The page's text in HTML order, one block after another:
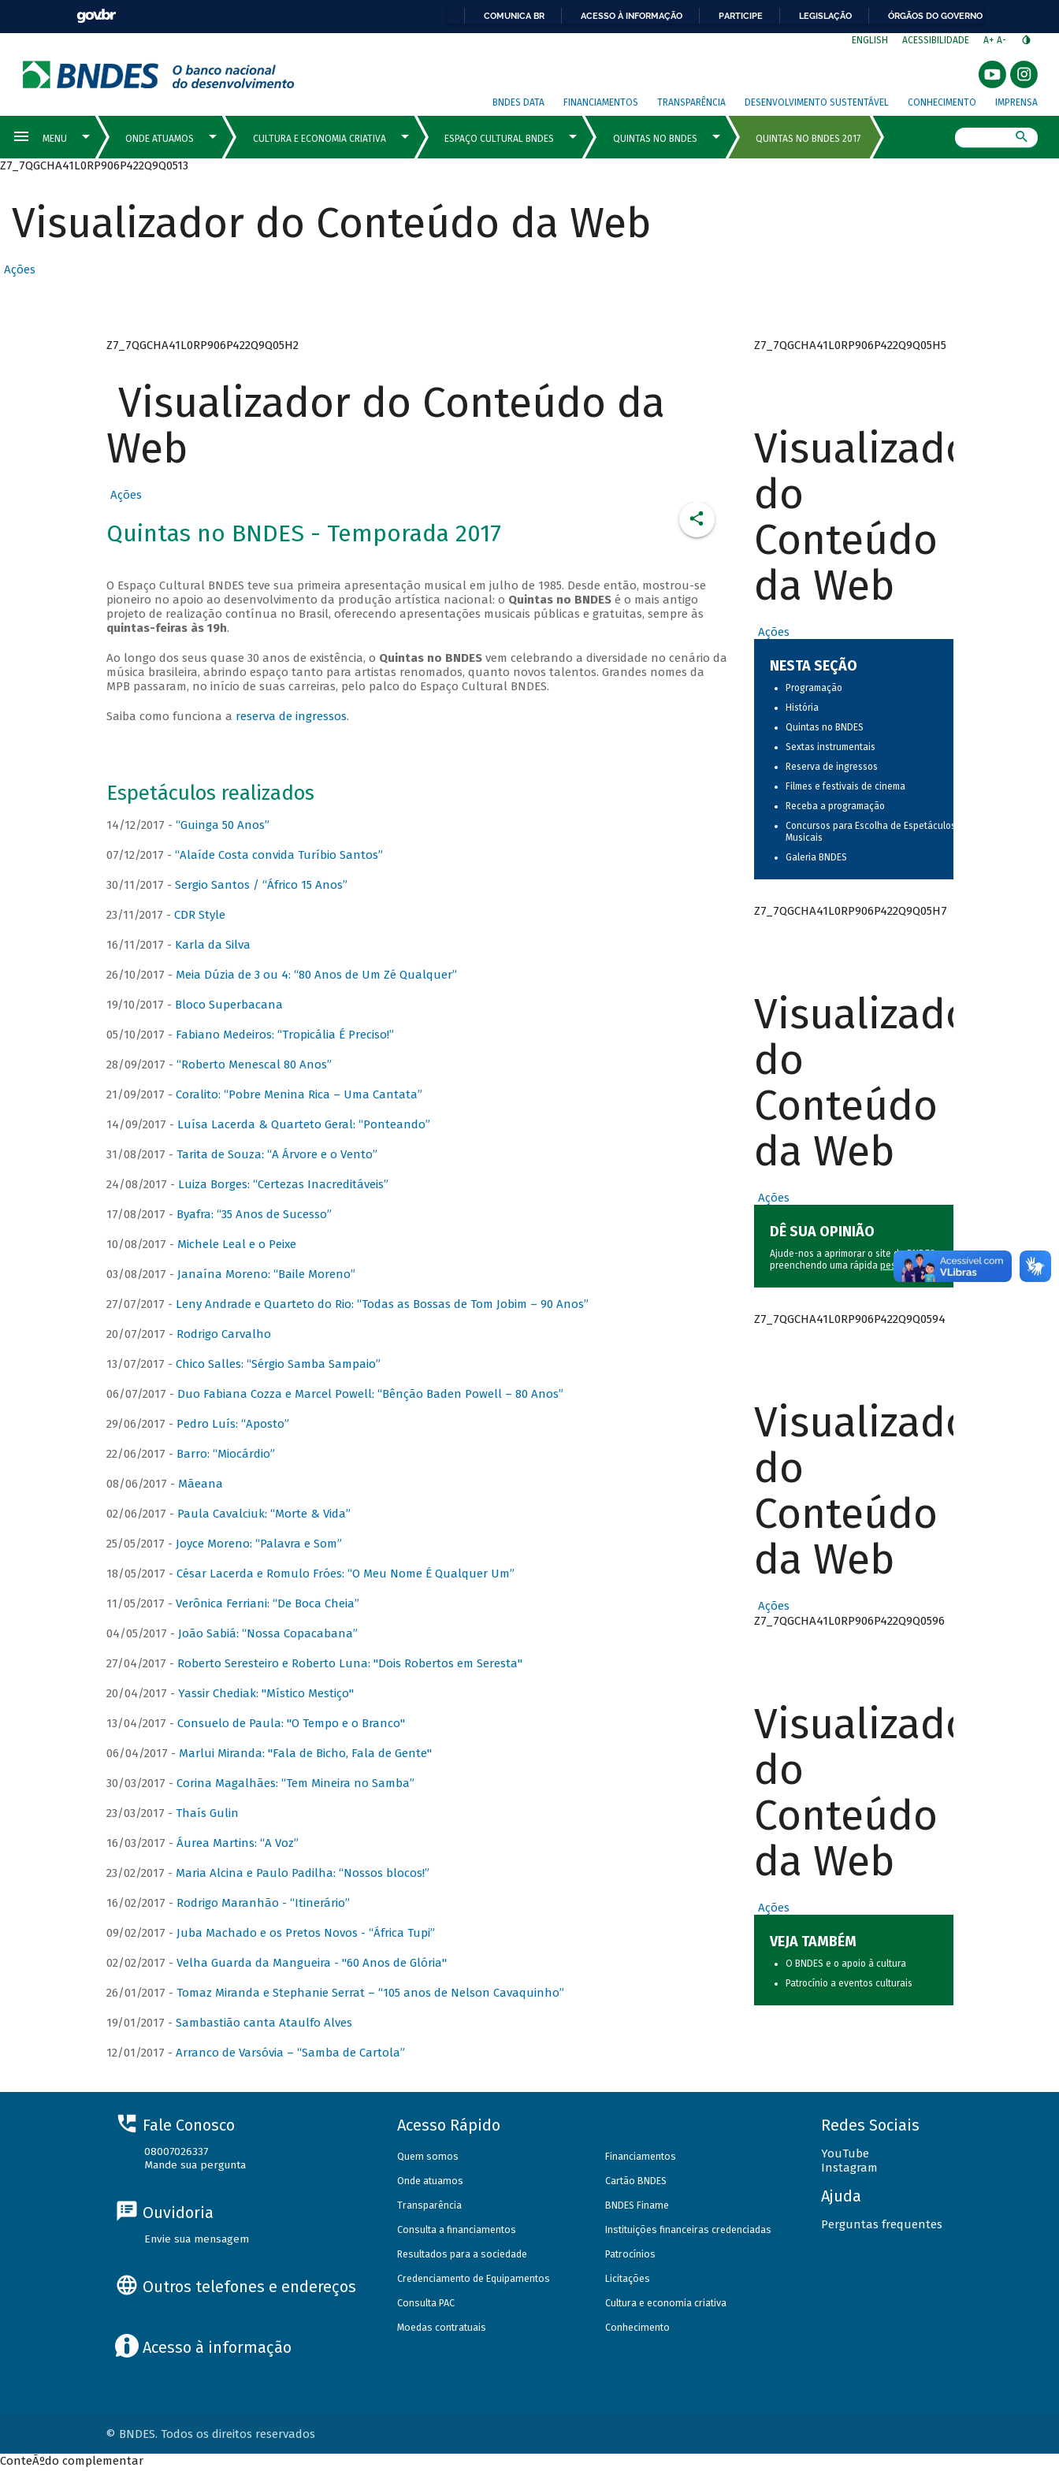
COMUNICA BR ACESSO À INFORMAÇÃO PARTICIPE LEGISLAÇÃO ÓRGÃOS DO GOVERNO
ENGLISH ACESSIBILIDADE A+ A-
BNDES DATA FINANCIAMENTOS TRANSPARÊNCIA DESENVOLVIMENTO SUSTENTÁVEL CONHECIMENTO IMPRENSA
Z7_7QGCHA41L0RP906P422Q9Q0513
Visualizador do Conteúdo da Web
Ações
Z7_7QGCHA41L0RP906P422Q9Q05H2
Visualizador do Conteúdo da
Web
Ações
Quintas no BNDES - Temporada 2017
O Espaço Cultural BNDES teve sua primeira apresentação musical em julho de 1985. Desde então, mostrou-se
pioneiro no apoio ao desenvolvimento da produção artística nacional: o Quintas no BNDESé o mais antigo
projeto de realização contínua no Brasil, oferecendo apresentações musicais públicas e gratuitas, sempre às
quintas-feiras às 19h.
Ao longo dos seus quase 30 anos de existência, o Quintas no BNDESvem celebrando a diversidade no cenário da
música brasileira, abrindo espaço tanto para artistas renomados, quanto novos talentos. Grandes nomes da
MPB passaram, no início de suas carreiras, pelo palco do Espaço Cultural BNDES.
Saiba como funciona a reserva de ingressos.
Espetáculos realizados
14/12/2017 - “Guinga 50 Anos”
07/12/2017 - “Alaíde Costa convida Turíbio Santos”
30/11/2017 - Sergio Santos / “Áfrico 15 Anos”
23/11/2017 - CDR Style
16/11/2017 - Karla da Silva
26/10/2017 - Meia Dúzia de 3 ou 4: “80 Anos de Um Zé Qualquer”
19/10/2017 - Bloco Superbacana
05/10/2017 - Fabiano Medeiros: “Tropicália É Preciso!”
28/09/2017 - “Roberto Menescal 80 Anos”
21/09/2017 - Coralito: “Pobre Menina Rica – Uma Cantata”
14/09/2017 - Luísa Lacerda & Quarteto Geral: “Ponteando”
31/08/2017 - Tarita de Souza: “A Árvore e o Vento”
24/08/2017 - Luiza Borges: “Certezas Inacreditáveis”
17/08/2017 - Byafra: “35 Anos de Sucesso”
10/08/2017 - Michele Leal e o Peixe
03/08/2017 - Janaína Moreno: “Baile Moreno”
27/07/2017 - Leny Andrade e Quarteto do Rio: “Todas as Bossas de Tom Jobim – 90 Anos”
20/07/2017 - Rodrigo Carvalho
13/07/2017 - Chico Salles: “Sérgio Samba Sampaio”
06/07/2017 - Duo Fabiana Cozza e Marcel Powell: “Bênção Baden Powell – 80 Anos”
29/06/2017 - Pedro Luís: “Aposto”
22/06/2017 - Barro: “Miocárdio”
08/06/2017 - Mãeana
02/06/2017 - Paula Cavalciuk: “Morte & Vida”
25/05/2017 - Joyce Moreno: “Palavra e Som”
18/05/2017 - César Lacerda e Romulo Fróes: “O Meu Nome É Qualquer Um”
11/05/2017 - Verônica Ferriani: “De Boca Cheia”
04/05/2017 - João Sabiá: “Nossa Copacabana”
27/04/2017 - Roberto Seresteiro e Roberto Luna: "Dois Robertos em Seresta"
20/04/2017 - Yassir Chediak: "Místico Mestiço"
13/04/2017 - Consuelo de Paula: "O Tempo e o Branco"
06/04/2017 - Marlui Miranda: "Fala de Bicho, Fala de Gente"
30/03/2017 - Corina Magalhães: “Tem Mineira no Samba”
23/03/2017 - Thaís Gulin
16/03/2017 - Áurea Martins: “A Voz”
23/02/2017 - Maria Alcina e Paulo Padilha: “Nossos blocos!”
16/02/2017 - Rodrigo Maranhão - “Itinerário”
09/02/2017 - Juba Machado e os Pretos Novos - “África Tupi”
02/02/2017 - Velha Guarda da Mangueira - "60 Anos de Glória"
26/01/2017 - Tomaz Miranda e Stephanie Serrat – “105 anos de Nelson Cavaquinho”
19/01/2017 - Sambastião canta Ataulfo Alves
12/01/2017 - Arranco de Varsóvia – “Samba de Cartola”
Z7_7QGCHA41L0RP906P422Q9Q05H5
Visualizador
do
Conteúdo
da Web
Ações
NESTA SEÇÃO
Programação
História
Quintas no BNDES
Sextas instrumentais
Reserva de ingressos
Filmes e festivais de cinema
Receba a programação
Concursos para Escolha de Espetáculos
Musicais
Galeria BNDES
Z7_7QGCHA41L0RP906P422Q9Q05H7
Visualizador
do
Conteúdo
da Web
Ações
DÊ SUA OPINIÃO
Ajude-nos a aprimorar o site do BNDES
preenchendo uma rápida pesquisa.
Z7_7QGCHA41L0RP906P422Q9Q0594
Visualizador
do
Conteúdo
da Web
Ações
Z7_7QGCHA41L0RP906P422Q9Q0596
Visualizador
do
Conteúdo
da Web
Ações
VEJA TAMBÉM
O BNDES e o apoio à cultura
Patrocínio a eventos culturais
Fale Conosco
08007026337
Mande sua pergunta
Ouvidoria
Envie sua mensagem
Outros telefones e endereços
Acesso à informação
Acesso Rápido
Quem somos
Onde atuamos
Transparência
Consulta a financiamentos
Resultados para a sociedade
Credenciamento de Equipamentos
Consulta PAC
Moedas contratuais
Financiamentos
Cartão BNDES
BNDES Finame
Instituições financeiras credenciadas
Patrocínios
Licitações
Cultura e economia criativa
Conhecimento
Redes Sociais
YouTube
Instagram
Ajuda
Perguntas frequentes
© BNDES. Todos os direitos reservados
ConteÃºdo complementar